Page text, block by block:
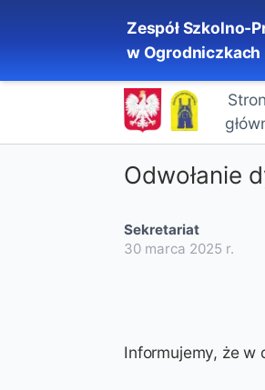
Zespół Szkolno-
w Ogrodniczkach
Odwołanie
Sekretariat
30 marca 2025 r.
Informujemy, że w